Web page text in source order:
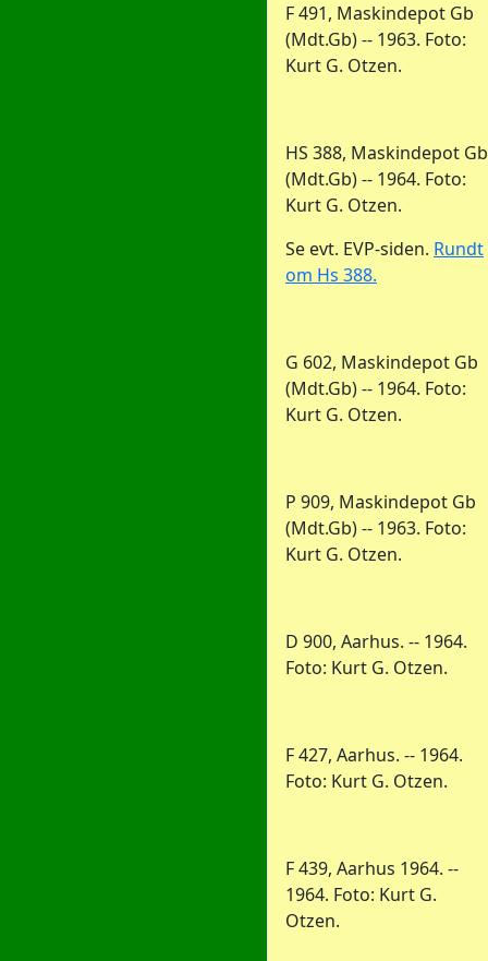
F 491, Maskindepot Gb
(Mdt.Gb) -- 1963. Foto:
Kurt G. Otzen.
HS 388, Maskindepot Gb
(Mdt.Gb) -- 1964. Foto:
Kurt G. Otzen.
Se evt. EVP-siden. Rundt
om Hs 388.
G 602, Maskindepot Gb
(Mdt.Gb) -- 1964. Foto:
Kurt G. Otzen.
P 909, Maskindepot Gb
(Mdt.Gb) -- 1963. Foto:
Kurt G. Otzen.
D 900, Aarhus. -- 1964.
Foto: Kurt G. Otzen.
F 427, Aarhus. -- 1964.
Foto: Kurt G. Otzen.
F 439, Aarhus 1964. --
1964. Foto: Kurt G.
Otzen.